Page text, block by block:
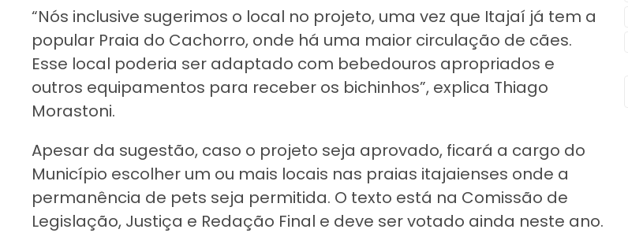
“Nós inclusive sugerimos o local no projeto, uma vez que Itajaí já tem a
popular Praia do Cachorro, onde há uma maior circulação de cães.
Esse local poderia ser adaptado com bebedouros apropriados e
outros equipamentos para receber os bichinhos”, explica Thiago
Morastoni.
Apesar da sugestão, caso o projeto seja aprovado, ficará a cargo do
Município escolher um ou mais locais nas praias itajaienses onde a
permanência de pets seja permitida. O texto está na Comissão de
Legislação, Justiça e Redação Final e deve ser votado ainda neste ano.